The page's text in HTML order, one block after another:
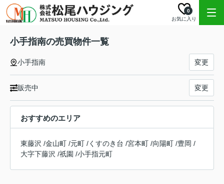
お気に入り
0
小手指南の売買物件一覧
小手指南 変更
販売中 変更
おすすめのエリア
東藤沢 /金山町 /元町 /くすのき台 /宮本町 /向陽町 /豊岡 /
大字下藤沢 /祇園 /小手指元町